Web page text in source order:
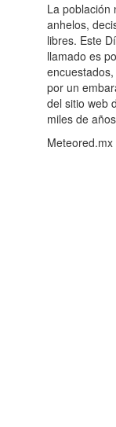
La población
anhelos,
libres. Este
llamado es
por un
del sitio web
miles de
Meteored.mx